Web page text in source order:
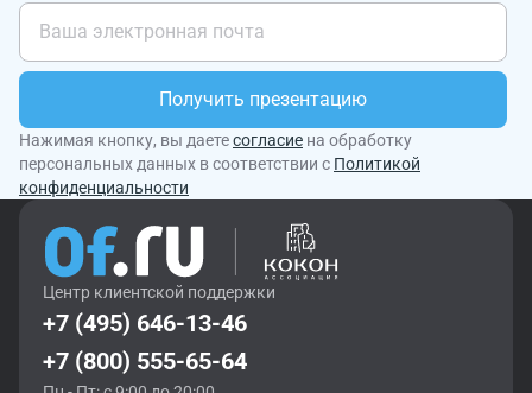
Получить презентацию
Нажимая кнопку, вы даетесогласие на обработку
персональных данных в соответствии с Политикой
конфиденциальности
Центр клиентской поддержки
+7 (495) 646-13-46
+7 (800) 555-65-64